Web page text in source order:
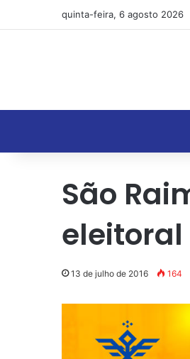
quinta-feira, 6 agosto 2026
São
eleitoral
13 de julho de 2016 164